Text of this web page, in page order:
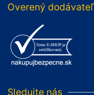
Overený dodávateľ
Sledujte nás